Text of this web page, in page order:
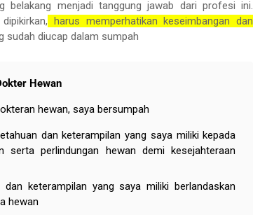
menjadi tanggung jawab dari profesi ini.
harus memperhatikan keseimbangan dan
sudah diucap dalam sumpah
Hewan
hewan, saya bersumpah
dan keterampilan yang saya miliki kepada
serta perlindungan hewan demi kesejahteraan
keterampilan yang saya miliki berlandaskan
hewan